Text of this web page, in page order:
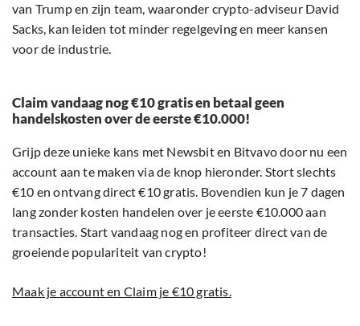
van Trump en zijn team, waaronder crypto-adviseur David
Sacks, kan leiden tot minder regelgeving en meer kansen
voor de industrie.
Claim vandaag nog €10 gratis en betaal geen
handelskosten over de eerste €10.000!
Grijp deze unieke kans met Newsbit en Bitvavo door nu een
account aan te maken via de knop hieronder. Stort slechts
€10 en ontvang direct €10 gratis. Bovendien kun je 7 dagen
lang zonder kosten handelen over je eerste €10.000 aan
transacties. Start vandaag nog en profiteer direct van de
groeiende populariteit van crypto!
Maak je account en Claim je €10 gratis.